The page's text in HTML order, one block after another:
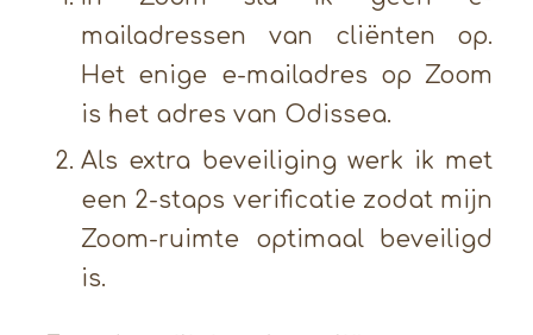
mailadressen van cliënten op.
Het enige e-mailadres op Zoom
is het adres van Odissea.
Als extra beveiliging werk ik met
een 2-staps verificatie zodat mijn
Zoom-ruimte optimaal beveiligd
is.